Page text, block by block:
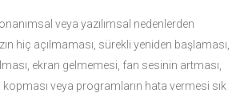
veya yazılımsal nedenlerden
hiç açılmaması, sürekli yeniden başlaması,
ekran gelmemesi, fan sesinin artması,
kopması veya programların hata vermesi sık